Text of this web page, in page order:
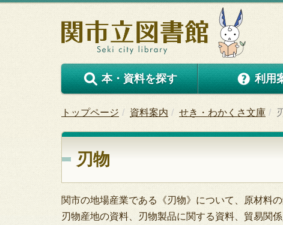
本・資料を探す 利用
トップページ 資料案内 せき・わかくさ文庫
刃物
関市の地場産業である《刃物》について、原材料
刃物産地の資料、刃物製品に関する資料、貿易関